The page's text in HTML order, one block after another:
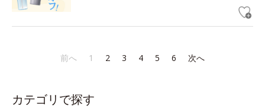
前へ 1 2 3 4 5 6 次へ
カテゴリで探す